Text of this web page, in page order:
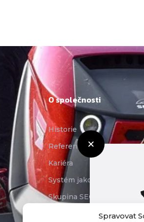
Spravovat
O společnosti
Historie
Reference
Kariéra
Systém jakosti
Skupina SECO
Videoprezentace